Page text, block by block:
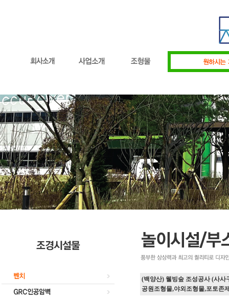
(백양산) 웰빙숲 조성공사 (사사
공원조형물,야외조형물,포토존